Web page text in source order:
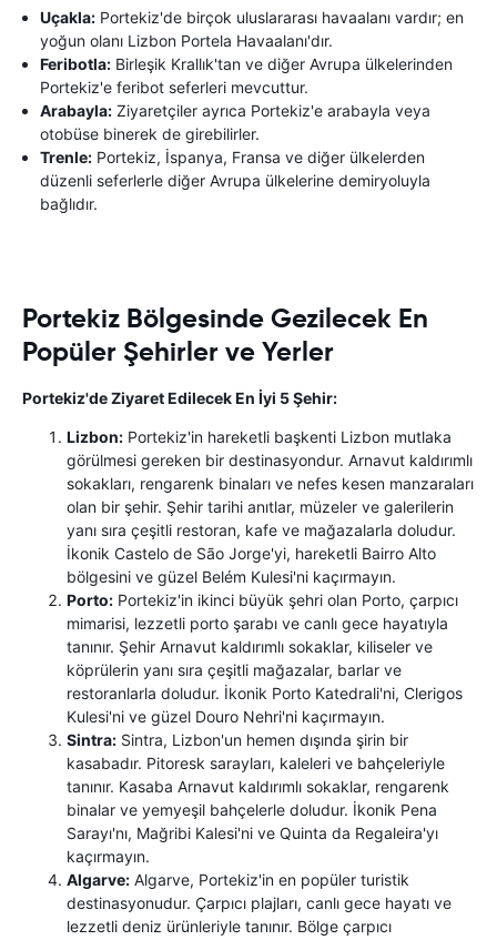
Uçakla: Portekiz'de birçok uluslararası havaalanı vardır; en
yoğun olanı Lizbon Portela Havaalanı'dır.
Feribotla: Birleşik Krallık'tan ve diğer Avrupa ülkelerinden
Portekiz'e feribot seferleri mevcuttur.
Arabayla: Ziyaretçiler ayrıca Portekiz'e arabayla veya
otobüse binerek de girebilirler.
Trenle: Portekiz, İspanya, Fransa ve diğer ülkelerden
düzenli seferlerle diğer Avrupa ülkelerine demiryoluyla
bağlıdır.
Portekiz Bölgesinde Gezilecek En
Popüler Şehirler ve Yerler
Portekiz'de Ziyaret Edilecek En İyi 5 Şehir:
Lizbon: Portekiz'in hareketli başkenti Lizbon mutlaka
görülmesi gereken bir destinasyondur. Arnavut kaldırımlı
sokakları, rengarenk binaları ve nefes kesen manzaraları
olan bir şehir. Şehir tarihi anıtlar, müzeler ve galerilerin
yanı sıra çeşitli restoran, kafe ve mağazalarla doludur.
İkonik Castelo de São Jorge'yi, hareketli Bairro Alto
bölgesini ve güzel Belém Kulesi'ni kaçırmayın.
Porto: Portekiz'in ikinci büyük şehri olan Porto, çarpıcı
mimarisi, lezzetli porto şarabı ve canlı gece hayatıyla
tanınır. Şehir Arnavut kaldırımlı sokaklar, kiliseler ve
köprülerin yanı sıra çeşitli mağazalar, barlar ve
restoranlarla doludur. İkonik Porto Katedrali'ni, Clerigos
Kulesi'ni ve güzel Douro Nehri'ni kaçırmayın.
Sintra: Sintra, Lizbon'un hemen dışında şirin bir
kasabadır. Pitoresk sarayları, kaleleri ve bahçeleriyle
tanınır. Kasaba Arnavut kaldırımlı sokaklar, rengarenk
binalar ve yemyeşil bahçelerle doludur. İkonik Pena
Sarayı'nı, Mağribi Kalesi'ni ve Quinta da Regaleira'yı
kaçırmayın.
Algarve: Algarve, Portekiz'in en popüler turistik
destinasyonudur. Çarpıcı plajları, canlı gece hayatı ve
lezzetli deniz ürünleriyle tanınır. Bölge çarpıcı